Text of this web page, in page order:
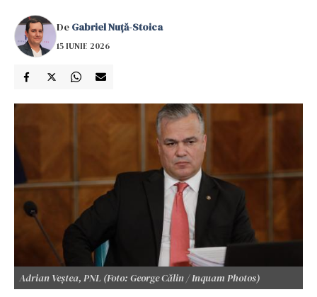
De Gabriel Nuță-Stoica
15 IUNIE 2026
Adrian Veștea, PNL (Foto: George Călin / Inquam Photos)